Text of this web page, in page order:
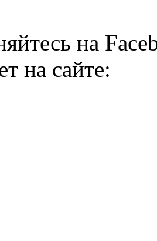
на
на сайте: